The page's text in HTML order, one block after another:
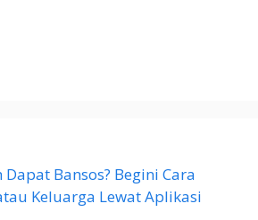
Bansos? Begini Cara
Keluarga Lewat Aplikasi